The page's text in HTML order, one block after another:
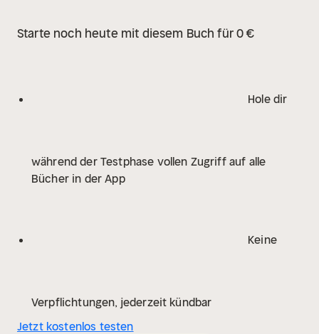
Starte noch heute mit diesem Buch für 0 €
Hole dir
während der Testphase vollen Zugriff auf alle
Bücher in der App
Keine
Verpflichtungen, jederzeit kündbar
Jetzt kostenlos testen